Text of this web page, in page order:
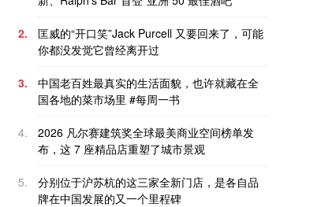
2.
匡威的“开口笑”Jack Purcell 又要回来了，可能
你都没发觉它曾经离开过
3.
中国老百姓最真实的生活面貌，也许就藏在全
国各地的菜市场里 #每周一书
4.
2026 凡尔赛建筑奖全球最美商业空间榜单发
布，这 7 座精品店重塑了城市景观
5.
分别位于沪苏杭的这三家全新门店，是各自品
牌在中国发展的又一个里程碑